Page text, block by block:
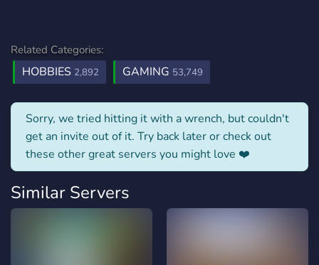
Related Categories:
HOBBIES 2,892 GAMING 53,749
Sorry, we tried hitting it with a wrench, but couldn't
get an invite out of it. Try back later or check out
these other great servers you might love ❤️
Similar Servers